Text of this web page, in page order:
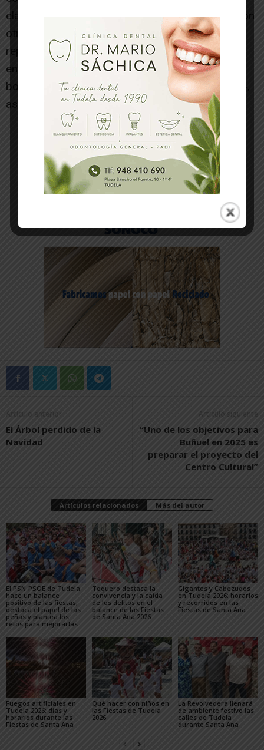
elaboran en la escuela y los residentes prepararon
otras recetas. Y también la promesa de volver a
repetir actividades porque los chicos se fueron
encantados y para los residentes ha sido muy
bonito recibir esas visitas y cariño de los chicos»,
asegura la directora de la residencia.
-- Publicidad --
Artículo anterior
El Árbol perdido de la
Navidad
Artículo siguiente
“Uno de los objetivos para
Buñuel en 2025 es
preparar el proyecto del
Centro Cultural”
Artículos relacionados Más del autor
El PSN-PSOE de Tudela
hace un balance
positivo de las fiestas,
destaca el papel de las
peñas y plantea los
retos para mejorarlas
Toquero destaca la
convivencia y la caída
de los delitos en el
balance de las Fiestas
de Santa Ana 2026
Gigantes y Cabezudos
en Tudela 2026: horarios
y recorridos en las
Fiestas de Santa Ana
Fuegos artificiales en
Tudela 2026: días y
horarios durante las
Fiestas de Santa Ana
Qué hacer con niños en
las Fiestas de Tudela
2026
La Revolvedera llenará
de ambiente festivo las
calles de Tudela
durante Santa Ana